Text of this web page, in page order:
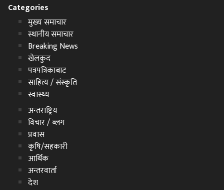
Categories
मुख्य समाचार
स्थानीय समाचार
Breaking News
खेलकुद
पत्रपत्रिकाबाट
साहित्य / संस्कृति
स्वास्थ्य
अन्तराष्ट्रिय
विचार / ब्लग
प्रवास
कृषि/सहकारी
आर्थिक
अन्तरवार्ता
देश